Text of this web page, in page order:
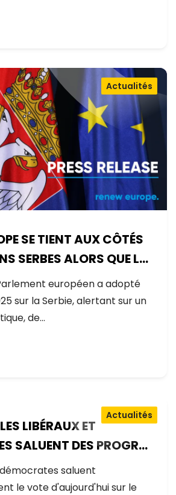
SE TIENT AUX CÔTÉS
SERBES ALORS QUE LE
RECULE SUR LES
Actualités
européen a adopté
sur la Serbie, alertant sur un
de…
LIBÉRAUX ET
SALUENT DES PROGRÈS
SUR LA VOIE DE
L'UE
Actualités
saluent
le vote d'aujourd'hui sur le